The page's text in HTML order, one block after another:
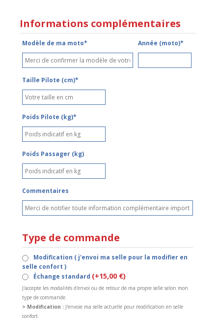
Informations complémentaires
Modèle de ma moto* Année (moto)*
Taille Pilote (cm)*
Poids Pilote (kg)*
Poids Passager (kg)
Commentaires
Type de commande
Modification ( j'envoi ma selle pour la modifier en
selle confort )
Échange standard (+15,00 €)
J'accepte les modalités d'envoi ou de retour de ma propre selle selon mon
type de commande.
> Modification : J'envoie ma selle actuelle pour modification en selle
confort.